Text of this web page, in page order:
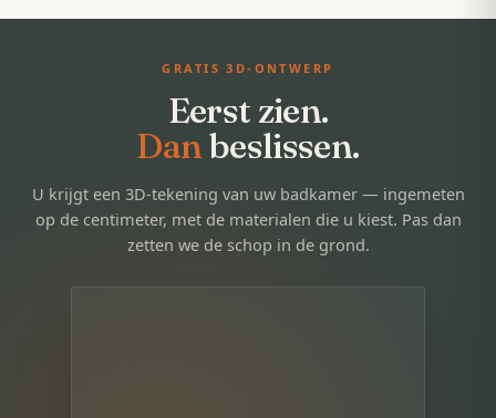
GRATIS 3D-ONTWERP
Eerst zien.
Danbeslissen.
U krijgt een 3D-tekening van uw badkamer — ingemeten
op de centimeter, met de materialen die u kiest. Pas dan
zetten we de schop in de grond.